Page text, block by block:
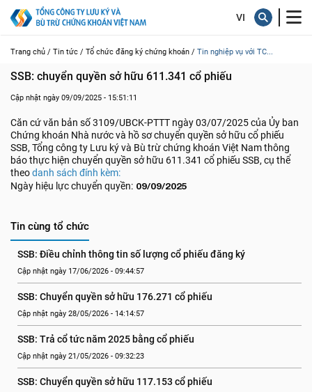
Trang chủ / Tin tức / Tổ chức đăng ký chứng khoán / Tin nghiệp vụ với TC...
SSB: chuyển quyền sở hữu 611.341 cổ phiếu
Cập nhật ngày 09/09/2025 - 15:51:11
Căn cứ văn bản số 3109/UBCK-PTTT ngày 03/07/2025 của Ủy ban
Chứng khoán Nhà nước và hồ sơ chuyển quyền sở hữu cổ phiếu
SSB, Tổng công ty Lưu ký và Bù trừ chứng khoán Việt Nam thông
báo thực hiện chuyển quyền sở hữu 611.341 cổ phiếu SSB, cụ thể
theodanh sách đính kèm:
Ngày hiệu lực chuyển quyền: 09/09/2025
Tin cùng tổ chức
SSB: Điều chỉnh thông tin số lượng cổ phiếu đăng ký
Cập nhật ngày 17/06/2026 - 09:44:57
SSB: Chuyển quyền sở hữu 176.271 cổ phiếu
Cập nhật ngày 28/05/2026 - 14:14:57
SSB: Trả cổ tức năm 2025 bằng cổ phiếu
Cập nhật ngày 21/05/2026 - 09:32:23
SSB: Chuyển quyền sở hữu 117.153 cổ phiếu